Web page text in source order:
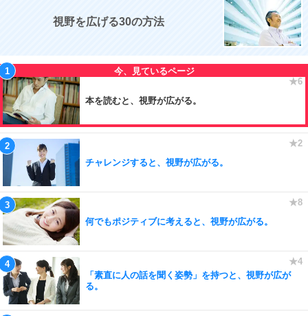
視野を広げる30の方法
本を読むと、視野が広がる。
チャレンジすると、視野が広がる。
何でもポジティブに考えると、視野が広がる。
「素直に人の話を聞く姿勢」を持つと、視野が広が
る。